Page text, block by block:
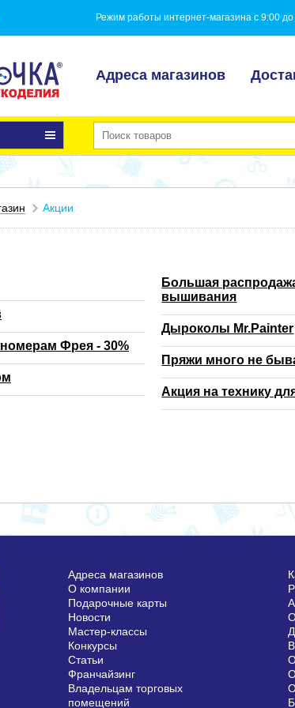
Режим работы интернет-магазина с 9:00
Адреса магазинов
Акции
Фрея - 30%
Большая
вышивания
Дыроколы Mr.Painter
Пряжи много не
Акция на технику
Адреса магазинов
О компании
Подарочные карты
Новости
Мастер-классы
Конкурсы
Статьи
Франчайзинг
Владельцам торговых
помещений